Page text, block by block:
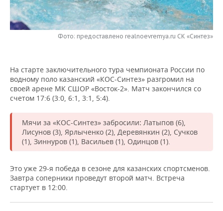
НЕФТЕХИМИЯ
НЕФТЬ
ЭНЕРГЕТИКА
РОЗНИЧНАЯ ТОРГОВЛЯ
ТРАНСПОРТ
НОВОСТИ ТЕХНОЛОГИЙ
ТЕЛЕКОММУНИКАЦИИ
МЕРОПРИЯТИЯ
НОВОСТИ МЕРОПРИЯТИЙ
БИЗНЕС-БРАНЧИ
ONLINE-КОНФЕРЕНЦИИ
ОТКРЫТАЯ ЛЕКЦИЯ
ФУТБОЛ
ХОККЕЙ
БАСКЕТБОЛ
КИБЕРСПОРТ
ФИГУРНОЕ КАТАНИЕ
ОБЩЕСТВО
НОВОСТИ ОБЩЕСТВА
ВЛАСТЬ
ИНФРАСТРУКТУРА
КУЛЬТУРА
МЕДИЦИНА
ФОТОГАЛЕРЕЯ
СЮЖЕТЫ
СПРАВОЧНИК
СПИСОК КОМПАНИЙ
Фото: предоставлено realnoevremya.ru СК «Синтез»
На старте заключительного тура чемпионата России по
водному поло казанский «КОС-Синтез» разгромил на
своей арене МК СШОР «Восток-2». Матч закончился со
счетом 17:6 (3:0, 6:1, 3:1, 5:4).
Мячи за «КОС-Синтез» забросили: Латыпов (6),
Лисунов (3), Ярлыченко (2), Деревянкин (2), Сучков
(1), Зиннуров (1), Васильев (1), Одинцов (1).
Это уже 29-я победа в сезоне для казанских спортсменов.
Завтра соперники проведут второй матч. Встреча
стартует в 12:00.